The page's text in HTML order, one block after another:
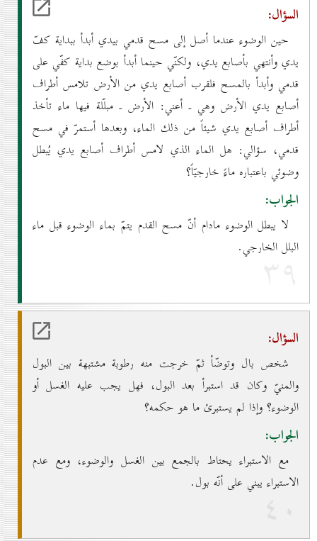
السؤال:
حين الوضوء عندما أصل إلى مسح قدمي بيدي أبدأ ببداية كفّ
يدي وأنتهي بأصابع يدي، ولكنّي حينما أبدأ بوضع بداية كفّي على
قدمي وأبدأ بالمسح فلقرب أصابع يدي من الأرض تلامس أطراف
أصابع يدي الأرض وهي ـ أعني: الأرض ـ مبلّلة فيها ماء تأخذ
أطراف أصابع يدي شيئاً من ذلك الماء، وبعدها أستمرّ في مسح
قدمي، سؤالي: هل الماء الذي لامس أطراف أصابع يدي يُبطل
وضوئي باعتباره ماءً خارجيّاً؟
الجواب:
لا يبطل الوضوء مادام أنّ مسح القدم يتمّ بماء الوضوء قبل ماء
البلل الخارجي.
۳۹
السؤال:
شخص بال وتوضّأ ثمّ خرجت منه رطوبة مشتبهة بين البول
والمنيّ وكان قد استبرأ بعد البول، فهل يجب عليه الغسل أو
الوضوء؟ وإذا لم يستبرئ ما هو حكمه؟
الجواب:
مع الاستبراء يحتاط بالجمع بين الغسل والوضوء، ومع عدم
الاستبراء يبني على أنّه بول.
٤٠